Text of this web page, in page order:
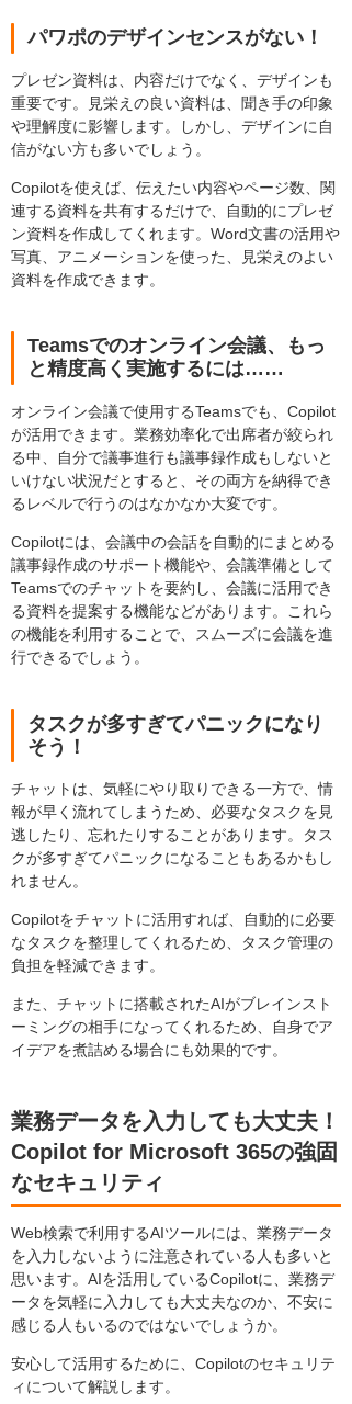
パワポのデザインセンスがない！
プレゼン資料は、内容だけでなく、デザインも
重要です。見栄えの良い資料は、聞き手の印象
や理解度に影響します。しかし、デザインに自
信がない方も多いでしょう。
Copilotを使えば、伝えたい内容やページ数、関
連する資料を共有するだけで、自動的にプレゼ
ン資料を作成してくれます。Word文書の活用や
写真、アニメーションを使った、見栄えのよい
資料を作成できます。
Teamsでのオンライン会議、もっ
と精度高く実施するには……
オンライン会議で使用するTeamsでも、Copilot
が活用できます。業務効率化で出席者が絞られ
る中、自分で議事進行も議事録作成もしないと
いけない状況だとすると、その両方を納得でき
るレベルで行うのはなかなか大変です。
Copilotには、会議中の会話を自動的にまとめる
議事録作成のサポート機能や、会議準備として
Teamsでのチャットを要約し、会議に活用でき
る資料を提案する機能などがあります。これら
の機能を利用することで、スムーズに会議を進
行できるでしょう。
タスクが多すぎてパニックになり
そう！
チャットは、気軽にやり取りできる一方で、情
報が早く流れてしまうため、必要なタスクを見
逃したり、忘れたりすることがあります。タス
クが多すぎてパニックになることもあるかもし
れません。
Copilotをチャットに活用すれば、自動的に必要
なタスクを整理してくれるため、タスク管理の
負担を軽減できます。
また、チャットに搭載されたAIがブレインスト
ーミングの相手になってくれるため、自身でア
イデアを煮詰める場合にも効果的です。
業務データを入力しても大丈夫！
Copilot for Microsoft 365の強固
なセキュリティ
Web検索で利用するAIツールには、業務データ
を入力しないように注意されている人も多いと
思います。AIを活用しているCopilotに、業務デ
ータを気軽に入力しても大丈夫なのか、不安に
感じる人もいるのではないでしょうか。
安心して活用するために、Copilotのセキュリテ
ィについて解説します。